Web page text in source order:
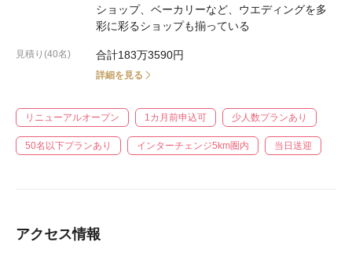
ショップ、ベーカリーなど、ウエディングを多
彩に彩るショップも揃っている
見積り(40名) 合計183万3590円
詳細を見る
リニューアルオープン 1カ月前申込可 少人数プランあり
50名以下プランあり インターチェンジ5km圏内 当日送迎
アクセス情報